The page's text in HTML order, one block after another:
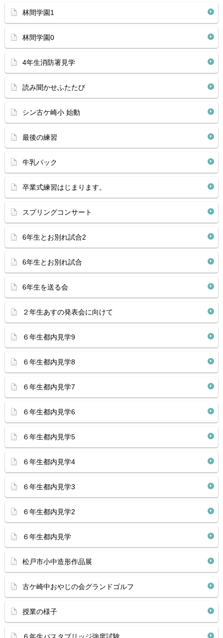
林間学園1
林間学園0
4年生消防署見学
読み聞かせふたたび
シン古ケ崎小 始動
最後の練習
牛乳パック
卒業式練習はじまります。
スプリングコンサート
6年生とお別れ試合2
6年生とお別れ試合
6年生を送る会
２年生あすの発表会に向けて
６年生都内見学9
６年生都内見学8
６年生都内見学7
６年生都内見学6
６年生都内見学5
６年生都内見学4
６年生都内見学3
６年生都内見学2
６年生都内見学
松戸市小中造形作品展
古ケ崎中おやじの会グランドゴルフ
授業の様子